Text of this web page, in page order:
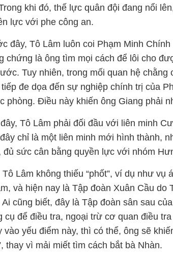
khi đó, thế lực quân đội đang nổi
lực với phe công an.
đây, Tô Lâm luôn coi Phạm Minh
chứng là ông tìm mọi cách để lôi cho
Tuy nhiên, trong mối quan hệ chằng
đe dọa đến sự nghiệp chính trị của
phòng. Điều này khiến ông Giang phải
Tô Lâm phải đối đầu với liên minh
chỉ là một liên minh mới hình thành,
đủ sức cân bằng quyền lực với nhóm
Tô Lâm không thiếu “phốt”, ví dụ như vụ
và hiện nay là Tập đoàn Xuân Cầu do
Ai cũng biết, đây là Tập đoàn sân sau
cụ để điều tra, ngoại trừ cơ quan điều
vào yếu điểm này, thì có thể, ông sẽ
thay vì mải miết tìm cách bắt bà Nhàn.